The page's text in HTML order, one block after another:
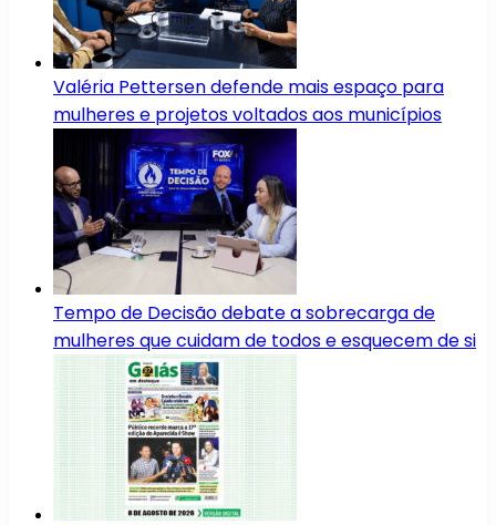
Valéria Pettersen defende mais espaço para
mulheres e projetos voltados aos municípios
Tempo de Decisão debate a sobrecarga de
mulheres que cuidam de todos e esquecem de si